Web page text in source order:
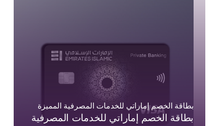
بطاقة الخصم إماراتي للخدمات المصرفية المميزة
بطاقة الخصم إماراتي للخدمات المصرفية